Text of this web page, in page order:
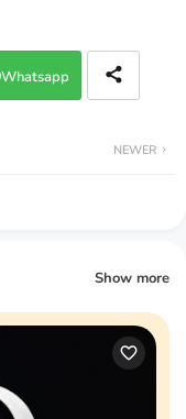
Whatsapp
NEWER
Show more